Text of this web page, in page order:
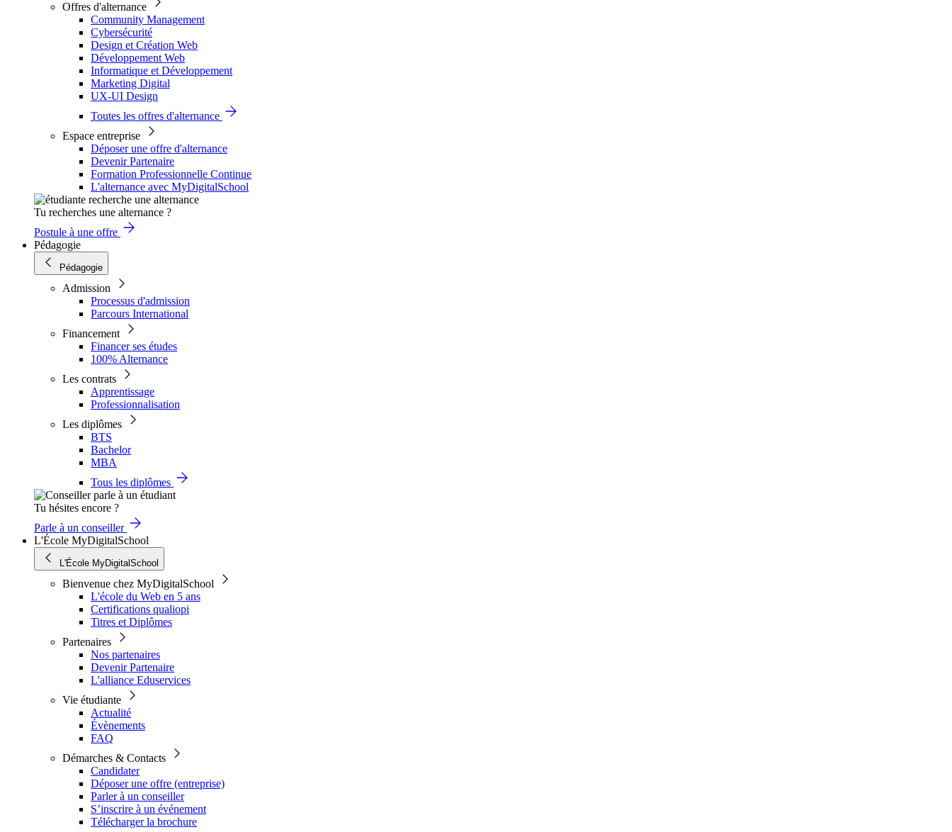
Offres d'alternance
Community Management
Cybersécurité
Design et Création Web
Développement Web
Informatique et Développement
Marketing Digital
UX-UI Design
Toutes les offres d'alternance
Espace entreprise
Déposer une offre d'alternance
Devenir Partenaire
Formation Professionnelle Continue
L'alternance avec MyDigitalSchool
Tu recherches une alternance ?
Postule à une offre
Pédagogie
Pédagogie
Admission
Processus d'admission
Parcours International
Financement
Financer ses études
100% Alternance
Les contrats
Apprentissage
Professionnalisation
Les diplômes
BTS
Bachelor
MBA
Tous les diplômes
Tu hésites encore ?
Parle à un conseiller
L'École MyDigitalSchool
L'École MyDigitalSchool
Bienvenue chez MyDigitalSchool
L'école du Web en 5 ans
Certifications qualiopi
Titres et Diplômes
Partenaires
Nos partenaires
Devenir Partenaire
L'alliance Eduservices
Vie étudiante
Actualité
Évènements
FAQ
Démarches & Contacts
Candidater
Déposer une offre (entreprise)
Parler à un conseiller
S’inscrire à un événement
Télécharger la brochure